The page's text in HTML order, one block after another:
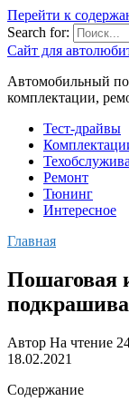
Перейти к
Search for:
Сайт для
Автомобильный
комплектации,
Тест-драйвы
Ремонт
Тюнинг
Интересное
Главная
Пошаговая
Автор На чтение
18.02.2021
Содержание